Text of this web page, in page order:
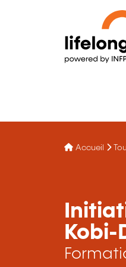
Accueil
Kobi-